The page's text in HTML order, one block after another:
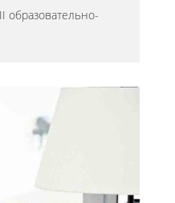
образовательно-